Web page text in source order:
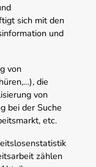
sich mit den
und
von
die
von
bei der Suche
etc.
zählen